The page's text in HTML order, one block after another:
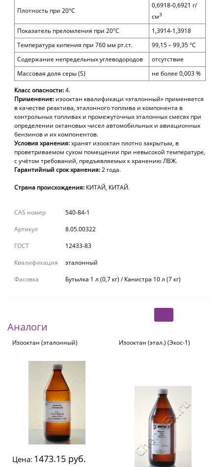
Плотность при 20°С
0,6918-0,6921 г/
см3
Показатель преломления при 20°С
1,3914-1,3918
Температура кипения при 760 мм рт.ст.
99,15 – 99,35 °С
Содержание непредельных углеводородов
отсутствие
Массовая доля серы (S)
не более 0,003 %
Класс опасности:4.
Применение: изооктан квалификаци «эталонный» применяется
в качестве реактива, эталонного топлива и компонента в
контрольных топливах и промежуточных эталонных смесях при
определении октановых чисел автомобильных и авиационных
бензинов и их компонентов.
Условия хранения:хранят изооктан плотно закрытым, в
проветриваемом сухом помещении при невысокой температуре,
с учётом требований, предъявляемых к хранению ЛВЖ.
Гарантийный срок хранения:2 года.
Страна происхождения: КИТАЙ, КИТАЙ.
CAS номер
540-84-1
Артикул
8.05.00322
ГОСТ
12433-83
Квалификация
эталонный
Фасовка
Бутылка 1 л (0,7 кг) / Канистра 10 л (7 кг)
Аналоги
Изооктан (эталонный)
Цена: 1473.15 руб.
Изооктан (этал.) (Экос-1)